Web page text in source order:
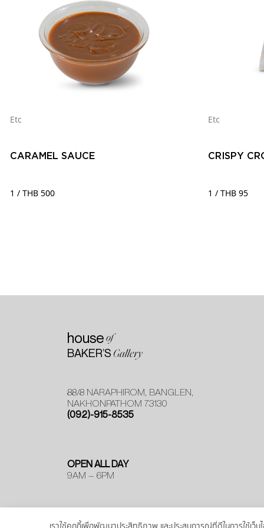
Etc
CARAMEL SAUCE
1 / THB 500
Etc
CRISPY
1 / THB 95
house of
BAKER’S Gallery
88/8 NARAPHIROM, BANGLEN,
NAKHONPATHOM 73130
(092)-915-8535
OPEN ALL DAY
9AM – 6PM